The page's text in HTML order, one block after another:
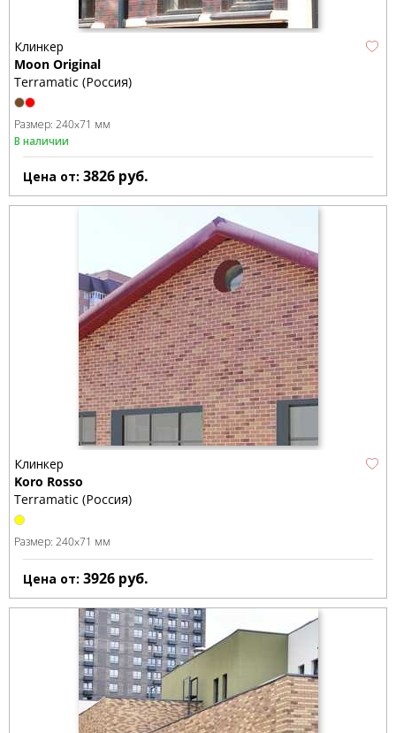
Клинкер
Moon Original
Terramatic (Россия)
Размер: 240x71 мм
В наличии
Цена от: 3826 руб.
Клинкер
Koro Rosso
Terramatic (Россия)
Размер: 240x71 мм
Цена от: 3926 руб.